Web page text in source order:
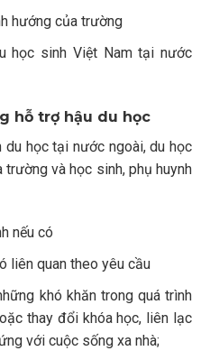
hướng của trường
học sinh Việt Nam tại nước
hỗ trợ hậu du học
học tại nước ngoài, du học
và học sinh, phụ huynh
nếu có
liên quan theo yêu cầu
khó khăn trong quá trình
thay đổi khóa học, liên lạc
với cuộc sống xa nhà;